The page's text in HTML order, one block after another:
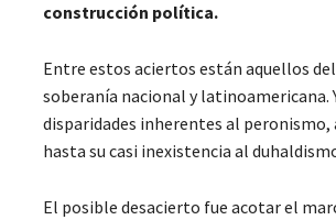
construcción política.
Entre estos aciertos están aquellos
soberanía nacional y
disparidades inherentes al
hasta su casi inexistencia al
El posible desacierto fue acotar el